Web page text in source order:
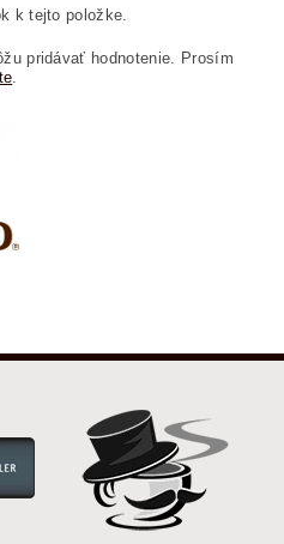
k tejto položke.
pridávať hodnotenie. Prosím